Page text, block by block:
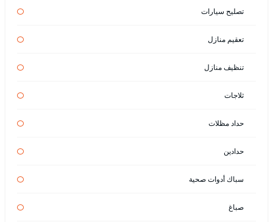
تصليح سيارات
تعقيم منازل
تنظيف منازل
ثلاجات
حداد مظلات
حدادين
سباك أدوات صحية
صباغ